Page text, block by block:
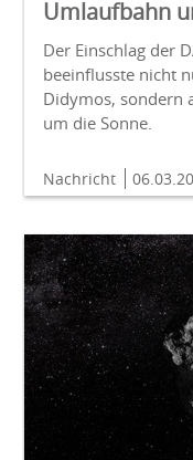
Umlaufbahn
Der Einschlag der
beeinflusste nicht
Didymos, sondern
um die Sonne.
Nachricht